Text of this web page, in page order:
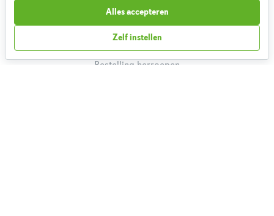
Cookieverklaring
Betaalmethoden
Klachtenprocedure
Bestelling herroepen
Zelf instellen
Alles accepteren